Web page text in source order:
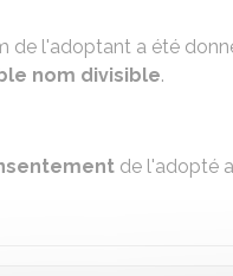
de l'adoptant a été
nom divisible.
de l'adopté